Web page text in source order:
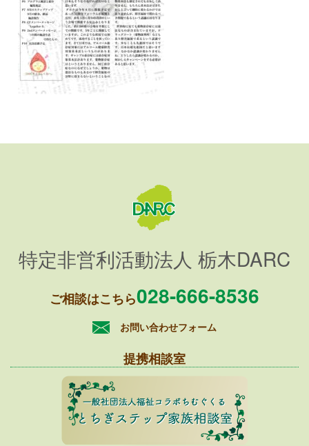
特定非営利活動法人 栃木DARC
ご相談はこちら028-666-8536
お問い合わせフォーム
提携相談室